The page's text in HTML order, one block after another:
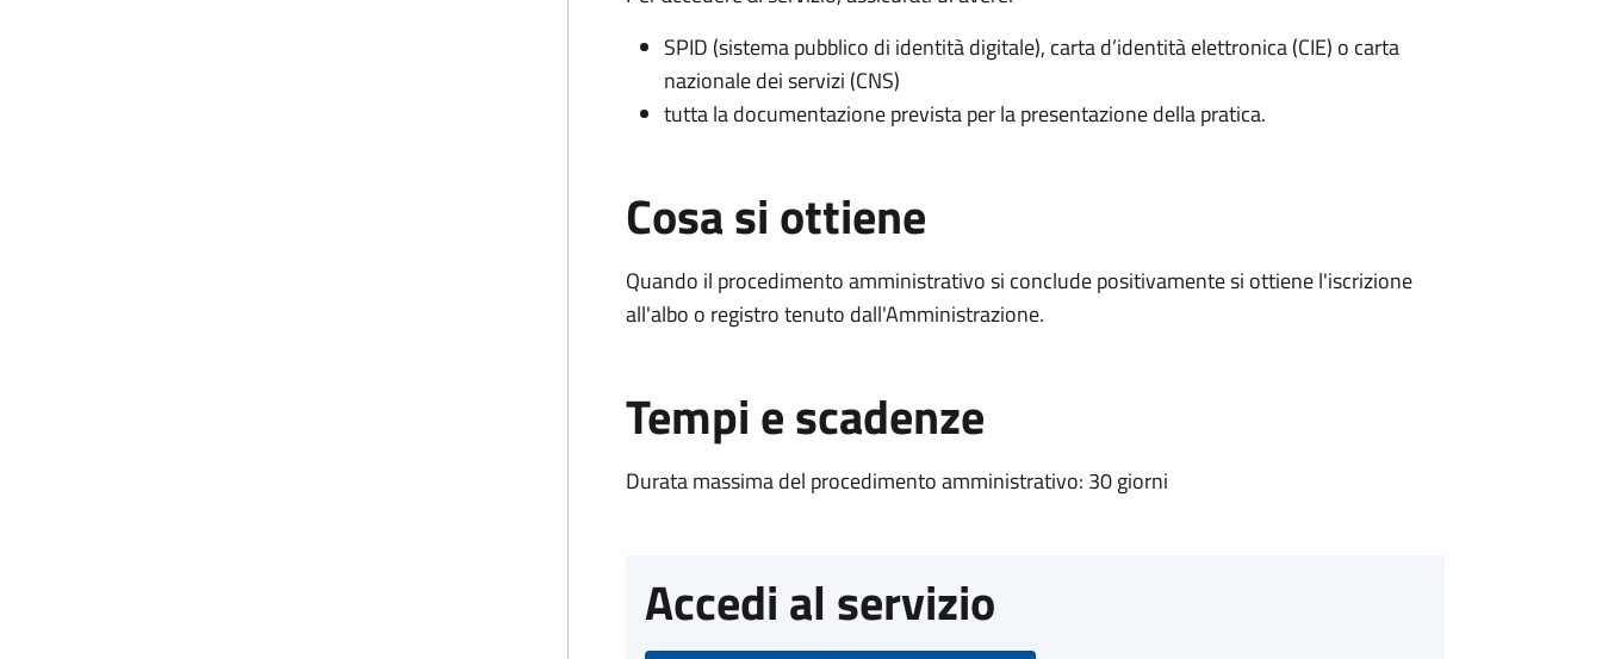
SPID (sistema pubblico di identità digitale), carta d’identità elettronica (CIE) o carta
nazionale dei servizi (CNS)
tutta la documentazione prevista per la presentazione della pratica.
Cosa si ottiene
Quando il procedimento amministrativo si conclude positivamente si ottiene l'iscrizione
all'albo o registro tenuto dall'Amministrazione.
Tempi e scadenze
Durata massima del procedimento amministrativo: 30 giorni
Accedi al servizio